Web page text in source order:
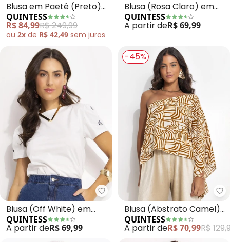
Blusa em Paetê (Preto)
Soltinha
QUINTESS
R$ 84,99R$ 249,99
ou 2x de R$ 42,49 sem juros
Blusa (Rosa Claro) em
Malha de Viscose
QUINTESS
A partir deR$ 69,99
Quintess - Blusa (Off White)
Blusa (Off White) em
Malha de Algodão
Penteado
QUINTESS
A partir deR$ 69,99
-45%
Blusa (Abstrato Camel)
em Viscose Plana
QUINTESS
A partir deR$ 70,99R$